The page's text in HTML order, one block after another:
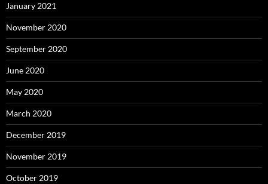
January 2021
November 2020
September 2020
June 2020
May 2020
March 2020
December 2019
November 2019
October 2019